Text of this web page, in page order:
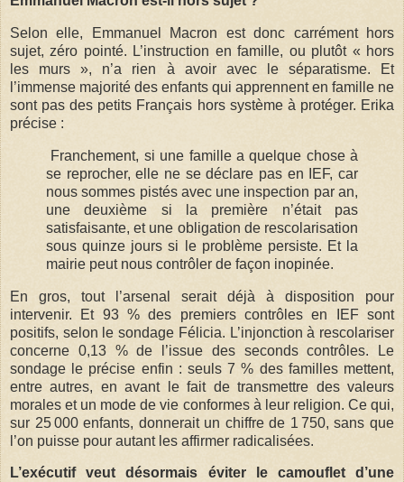
Selon elle, Emmanuel Macron est donc carrément hors
sujet, zéro pointé. L’instruction en famille, ou plutôt « hors
les murs », n’a rien à avoir avec le séparatisme. Et
l’immense majorité des enfants qui apprennent en famille ne
sont pas des petits Français hors système à protéger. Erika
précise :
Franchement, si une famille a quelque chose à
se reprocher, elle ne se déclare pas en IEF, car
nous sommes pistés avec une inspection par an,
une deuxième si la première n’était pas
satisfaisante, et une obligation de rescolarisation
sous quinze jours si le problème persiste. Et la
mairie peut nous contrôler de façon inopinée.
En gros, tout l’arsenal serait déjà à disposition pour
intervenir. Et 93 % des premiers contrôles en IEF sont
positifs, selon le sondage Félicia. L’injonction à rescolariser
concerne 0,13 % de l’issue des seconds contrôles. Le
sondage le précise enfin : seuls 7 % des familles mettent,
entre autres, en avant le fait de transmettre des valeurs
morales et un mode de vie conformes à leur religion. Ce qui,
sur 25 000 enfants, donnerait un chiffre de 1 750, sans que
l’on puisse pour autant les affirmer radicalisées.
L’exécutif veut désormais éviter le camouflet d’une